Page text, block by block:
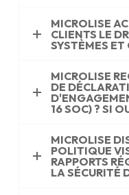
MICROLISE
CLIENTS LE
SYSTÈMES
MICROLISE
DE
16 SOC) ? SI
MICROLISE
POLITIQUE
RAPPORTS
LA SÉCURITÉ